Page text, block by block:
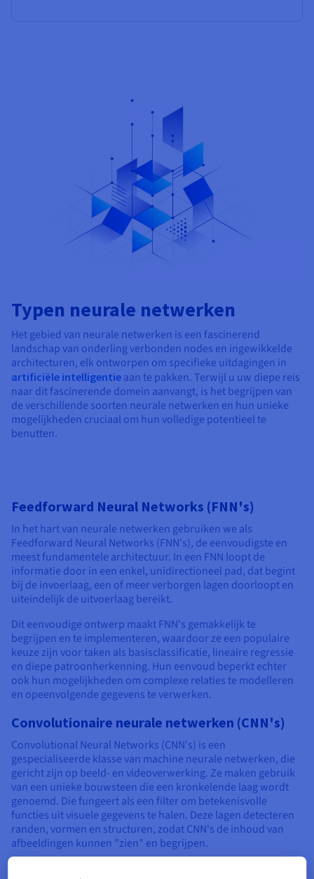
Typen neurale netwerken
Het gebied van neurale netwerken is een fascinerend
landschap van onderling verbonden nodes en ingewikkelde
architecturen, elk ontworpen om specifieke uitdagingen in
artificiële intelligentie aan te pakken. Terwijl u uw diepe reis
naar dit fascinerende domein aanvangt, is het begrijpen van
de verschillende soorten neurale netwerken en hun unieke
mogelijkheden cruciaal om hun volledige potentieel te
benutten.
Feedforward Neural Networks (FNN's)
In het hart van neurale netwerken gebruiken we als
Feedforward Neural Networks (FNN's), de eenvoudigste en
meest fundamentele architectuur. In een FNN loopt de
informatie door in een enkel, unidirectioneel pad, dat begint
bij de invoerlaag, een of meer verborgen lagen doorloopt en
uiteindelijk de uitvoerlaag bereikt.
Dit eenvoudige ontwerp maakt FNN's gemakkelijk te
begrijpen en te implementeren, waardoor ze een populaire
keuze zijn voor taken als basisclassificatie, lineaire regressie
en diepe patroonherkenning. Hun eenvoud beperkt echter
ook hun mogelijkheden om complexe relaties te modelleren
en opeenvolgende gegevens te verwerken.
Convolutionaire neurale netwerken (CNN's)
Convolutional Neural Networks (CNN's) is een
gespecialiseerde klasse van machine neurale netwerken, die
gericht zijn op beeld- en videoverwerking. Ze maken gebruik
van een unieke bouwsteen die een kronkelende laag wordt
genoemd. Die fungeert als een filter om betekenisvolle
functies uit visuele gegevens te halen. Deze lagen detecteren
randen, vormen en structuren, zodat CNN's de inhoud van
afbeeldingen kunnen "zien" en begrijpen.